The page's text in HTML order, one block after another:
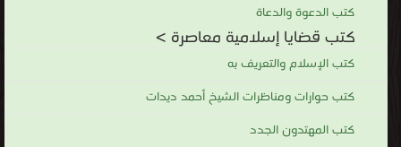
كتب الدعوة والدعاة
كتب قضايا إسلامية معاصرة >
كتب الإسلام والتعريف به
كتب حوارات ومناظرات الشيخ أحمد ديدات
كتب المهتدون الجدد